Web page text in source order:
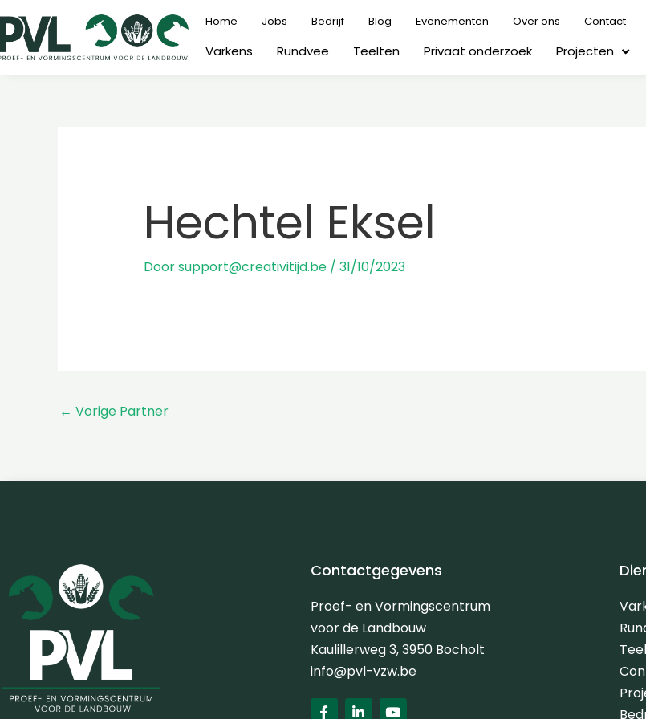
naar
de
Home Jobs Bedrijf Blog Evenementen Over ons Contact
Varkens Rundvee Teelten Privaat onderzoek Projecten
Hechtel Eksel
Doorsupport@creativitijd.be / 31/10/2023
← Vorige Partner
Contactgegevens
Proef- en Vormingscentrum
voor de Landbouw
Kaulillerweg 3, 3950 Bocholt
info@pvl-vzw.be
F L Y